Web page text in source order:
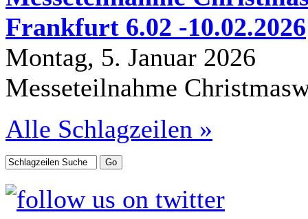
Frankfurt 6.02 -10.02.2026
Montag, 5. Januar 2026
Messeteilnahme
Alle Schlagzeilen »